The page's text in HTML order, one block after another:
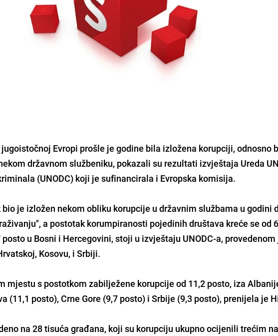
Evropi prošle je godine bila izložena korupciji, odnosno
državnom službeniku, pokazali su rezultati izvještaja Ureda
(UNODC) koji je sufinancirala i Evropska komisija.
je izložen nekom obliku korupcije u državnim službama u godini
a postotak korumpiranosti pojedinih društava kreće se od
u Bosni i Hercegovini, stoji u izvještaju UNODC-a, provedenom
Kosovu, i Srbiji.
mjestu s postotkom zabilježene korupcije od 11,2 posto, iza
(11,1 posto), Crne Gore (9,7 posto) i Srbije (9,3 posto), prenijela je
na 28 tisuća građana, koji su korupciju ukupno ocijenili trećim